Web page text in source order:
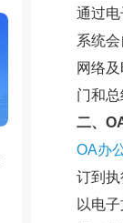
通过
系统
网络
门和
二、
OA办
订到
以电